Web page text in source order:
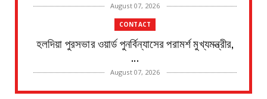
August 07, 2026
CONTACT
হলদিয়া পুরসভার ওয়ার্ড পুনর্বিন্যাসের পরামর্শ মুখ্যমন্ত্রীর,
...
August 07, 2026
CONTACT